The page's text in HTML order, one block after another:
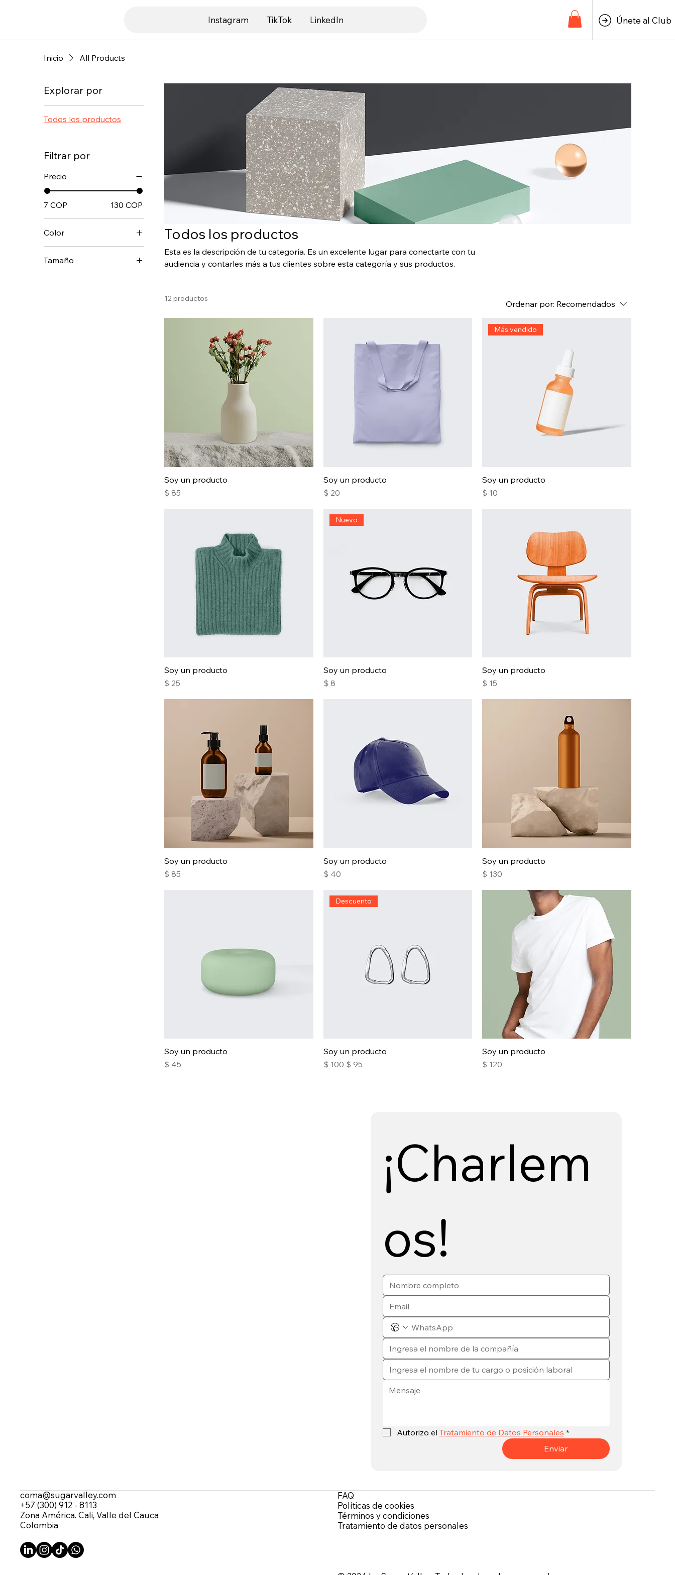
Instagram TikTok LinkedIn Únete al Club
Inicio All Products
Explorar por
Todos los productos
Filtrar por
Precio
7 COP 130 COP
Color
Tamaño
Todos los productos
Esta es la descripción de tu categoría. Es un excelente lugar para conectarte con tu
audiencia y contarles más a tus clientes sobre esta categoría y sus productos.
12 productos
Ordenar por: Recomendados
Soy un producto
Precio
$ 85
Soy un producto
Precio
$ 20
Más vendido
Soy un producto
Precio
$ 10
Soy un producto
Precio
$ 25
Nuevo
Soy un producto
Precio
$ 8
Soy un producto
Precio
$ 15
Soy un producto
Precio
$ 85
Soy un producto
Precio
$ 40
Soy un producto
Precio
$ 130
Soy un producto
Precio
$ 45
Descuento
Soy un producto
Precio
$ 100 Precio de oferta
$ 95
Soy un producto
Precio
$ 120
¡Charlem
os!
Autorizo el Tratamiento de Datos Personales *
Enviar
coma@sugarvalley.com
+57 (300) 912 - 8113
Zona América. Cali, Valle del Cauca
Colombia
FAQ
Políticas de cookies
Términos y condiciones
Tratamiento de datos personales